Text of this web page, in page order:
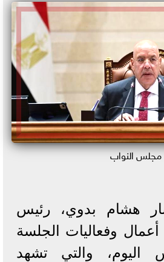
مجلس النواب
هشام بدوي، رئيس
وفعاليات الجلسة
اليوم، والتي تشهد